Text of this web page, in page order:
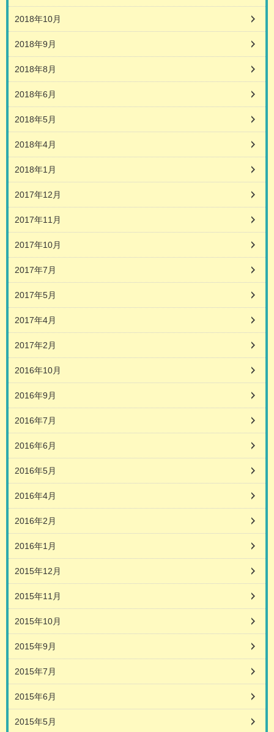
2018年10月
2018年9月
2018年8月
2018年6月
2018年5月
2018年4月
2018年1月
2017年12月
2017年11月
2017年10月
2017年7月
2017年5月
2017年4月
2017年2月
2016年10月
2016年9月
2016年7月
2016年6月
2016年5月
2016年4月
2016年2月
2016年1月
2015年12月
2015年11月
2015年10月
2015年9月
2015年7月
2015年6月
2015年5月